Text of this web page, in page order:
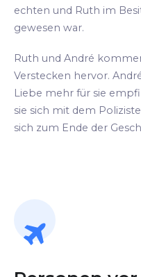
echten und Ruth im
gewesen war.
Ruth und André
Verstecken hervor.
Liebe mehr für sie
sie sich mit dem
sich zum Ende der